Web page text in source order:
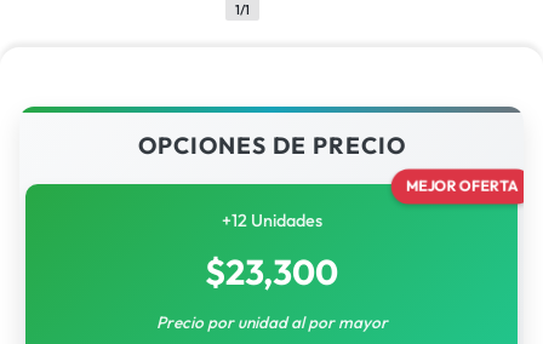
1/1
OPCIONES DE PRECIO
MEJOR OFERTA
+12 Unidades
$23,300
Precio por unidad al por mayor